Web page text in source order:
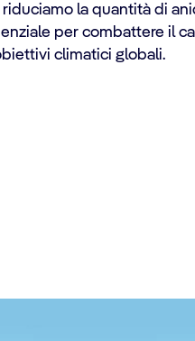
la quantità di
per combattere il
climatici globali.